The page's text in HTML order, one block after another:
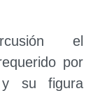
el
por
y su figura